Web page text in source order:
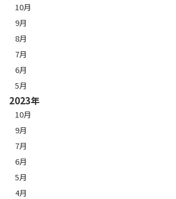
10月
9月
8月
7月
6月
5月
2023年
10月
9月
7月
6月
5月
4月